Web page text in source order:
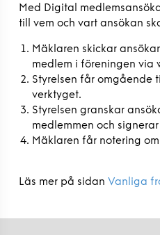
Med Digital
till vem och vart ansökan
Mäklaren skickar
medlem i föreningen via
Styrelsen får omgående
verktyget.
Styrelsen granskar
medlemmen och
Mäklaren får notering
Läs mer på sidan Vanliga